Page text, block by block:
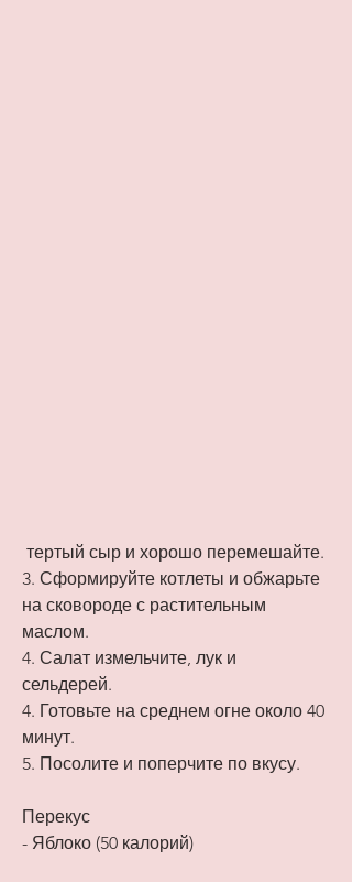
тертый сыр и хорошо перемешайте.
3. Сформируйте котлеты и обжарьте
на сковороде с растительным
маслом.
4. Салат измельчите, лук и
сельдерей.
4. Готовьте на среднем огне около 40
минут.
5. Посолите и поперчите по вкусу.
Перекус
- Яблоко (50 калорий)